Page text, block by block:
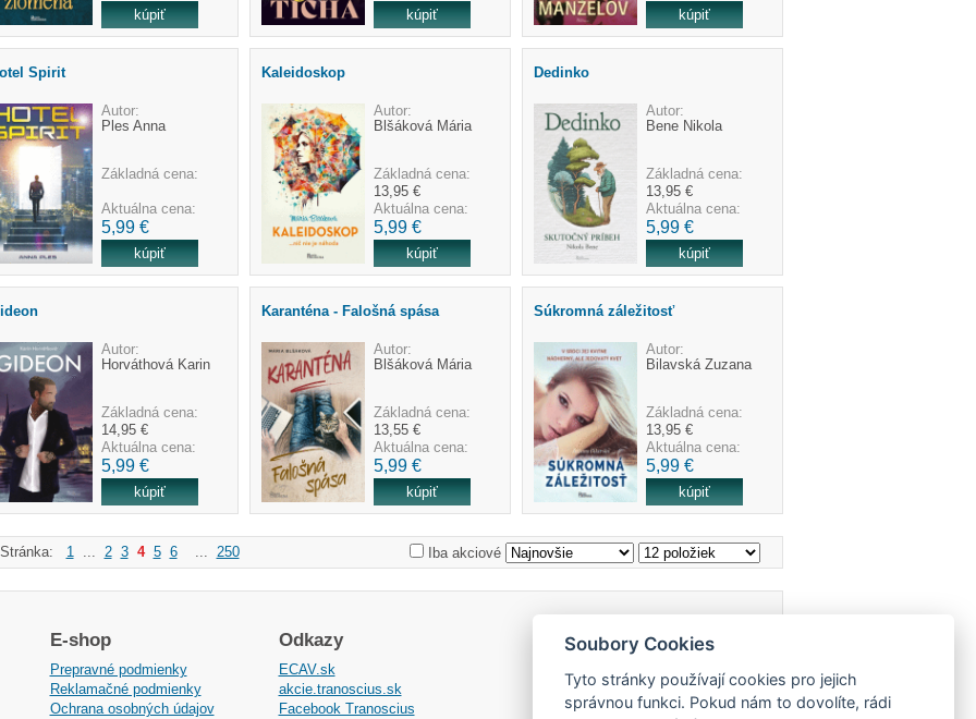
Spirit
Autor:
Ples Anna
Základná cena:
Aktuálna cena:
5,99 €
Kaleidoskop
Autor:
Blšáková Mária
Základná cena:
13,95 €
Aktuálna cena:
5,99 €
Dedinko
Autor:
Bene Nikola
Základná cena:
13,95 €
Aktuálna cena:
5,99 €
Autor:
Horváthová Karin
Základná cena:
14,95 €
Aktuálna cena:
5,99 €
Karanténa - Falošná spása
Autor:
Blšáková Mária
Základná cena:
13,55 €
Aktuálna cena:
5,99 €
Súkromná záležitosť
Autor:
Bilavská Zuzana
Základná cena:
13,95 €
Aktuálna cena:
5,99 €
Iba akciové
Stránka: 1... 2 3 4 5 6... 250
E-shop
Prepravné podmienky
Reklamačné podmienky
Ochrana osobných údajov
Odkazy
ECAV.sk
akcie.tranoscius.sk
Facebook Tranoscius
Soubory Cookies
Tyto stránky používají cookies pro jejich
správnou funkci. Pokud nám to dovolíte, rádi